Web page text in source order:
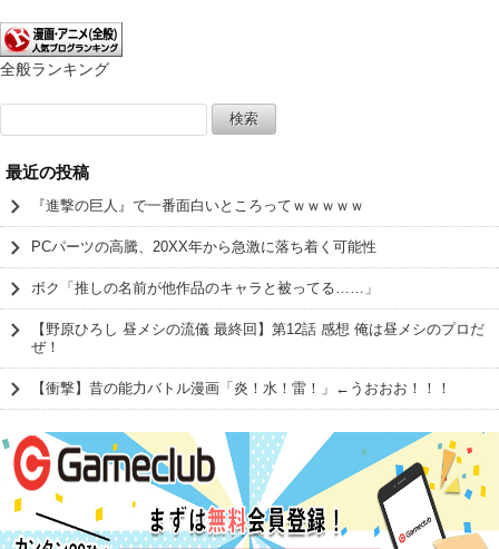
全般ランキング
索:
最近の投稿
『進撃の巨人』で一番面白いところってｗｗｗｗｗ
PCパーツの高騰、20XX年から急激に落ち着く可能性
ボク「推しの名前が他作品のキャラと被ってる……」
【野原ひろし 昼メシの流儀 最終回】第12話 感想 俺は昼メシのプロだ
ぜ！
【衝撃】昔の能力バトル漫画「炎！水！雷！」←うおおお！！！